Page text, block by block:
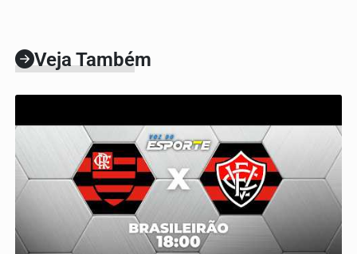
Veja Também